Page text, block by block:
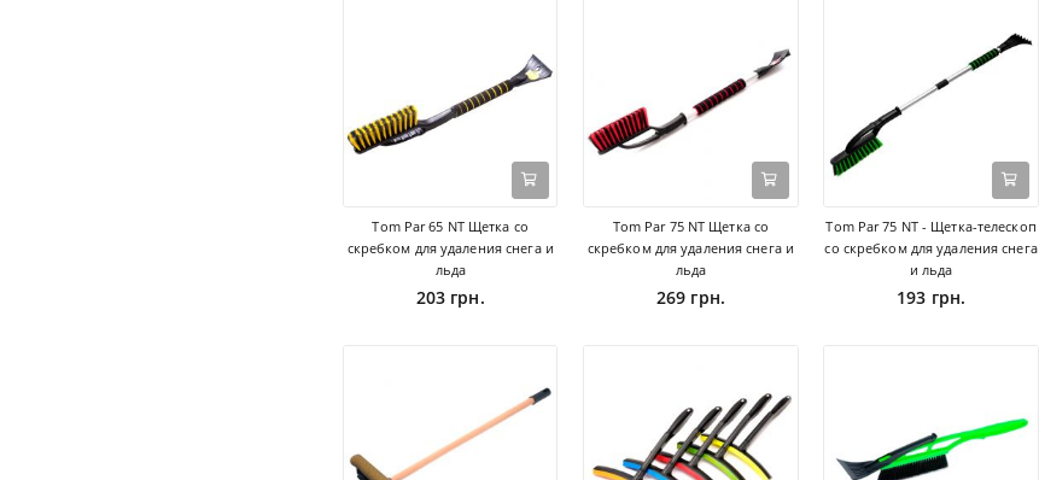
Tom Par 65 NT Щетка со
скребком для удаления снега и
льда
203 грн.
Tom Par 75 NT Щетка со
скребком для удаления снега и
льда
269 грн.
Tom Par 75 NT - Щетка-телескоп
со скребком для удаления снега
и льда
193 грн.